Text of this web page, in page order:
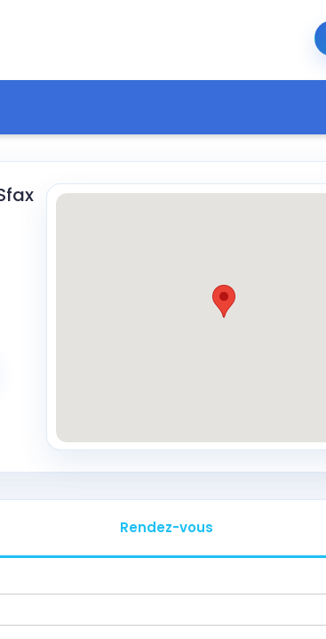
Rendez-vous